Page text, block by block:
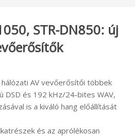
STR-DN850: új
AV vevőerősítői többek
DSD és 192 kHz/24-bites WAV,
is a kiváló hang előállítását
és az aprólékosan